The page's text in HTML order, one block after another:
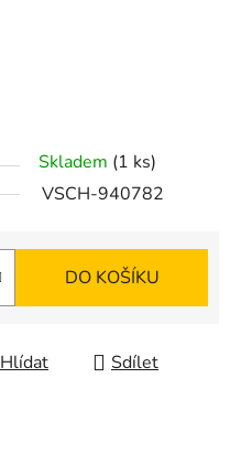
Skladem (1 ks)
VSCH-940782
DO KOŠÍKU
Hlídat Sdílet